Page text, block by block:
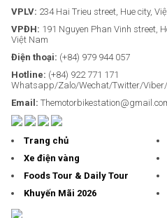
VPLV: 234 Hai Trieu street, Hue city,
VPĐH: 191 Nguyen Phan Vinh street,
Việt Nam
Điện thoại: (+84) 979 944 057
Hotline: (+84) 922 771 171
Whatsapp/Zalo/Wechat/Twitter/
Email:
Trang chủ
Xe điện vàng
Foods Tour & Daily Tour
Khuyến Mãi 2026